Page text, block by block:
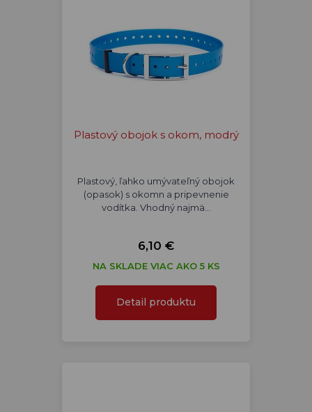
Plastový obojok s okom, modrý
Plastový, ľahko umývateľný obojok
(opasok) s okomn a pripevnenie
vodítka. Vhodný najmä…
6,10 €
NA SKLADE VIAC AKO 5 KS
Detail produktu